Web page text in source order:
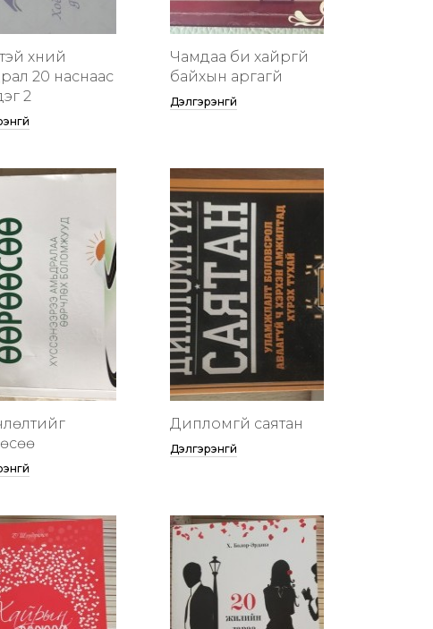
хүний
20 наснаас
2
Чамдаа би хайргүй
байхын аргагүй
Дэлгэрэнгүй
Дипломгүй саятан
Дэлгэрэнгүй